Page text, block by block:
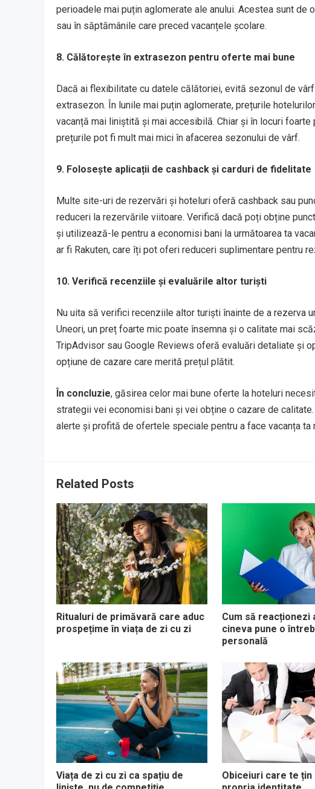
perioadele mai puțin aglomerate ale anului. Acestea sunt
sau în săptămânile care preced vacanțele școlare.
8. Călătorește în extrasezon pentru oferte mai bune
Dacă ai flexibilitate cu datele călătoriei, evită sezonul de
extrasezon. În lunile mai puțin aglomerate, prețurile
vacanță mai liniștită și mai accesibilă. Chiar și în locuri
prețurile pot fi mult mai mici în afacerea sezonului de vârf.
9. Folosește aplicații de cashback și carduri de fidelitate
Multe site-uri de rezervări și hoteluri oferă cashback sau
reduceri la rezervările viitoare. Verifică dacă poți obține
și utilizează-le pentru a economisi bani la următoarea ta
ar fi Rakuten, care îți pot oferi reduceri suplimentare pentru
10. Verifică recenziile și evaluările altor turiști
Nu uita să verifici recenziile altor turiști înainte de a rezerva
Uneori, un preț foarte mic poate însemna și o calitate mai
TripAdvisor sau Google Reviews oferă evaluări detaliate și
opțiune de cazare care merită prețul plătit.
În concluzie, găsirea celor mai bune oferte la hoteluri
strategii vei economisi bani și vei obține o cazare de
alerte și profită de ofertele speciale pentru a face vacanța
Related Posts
Ritualuri de primăvară care aduc
prospețime în viața de zi cu zi
Cum să reacționezi
cineva pune o
personală
Viața de zi cu zi ca spațiu de
Obiceiuri care te țin